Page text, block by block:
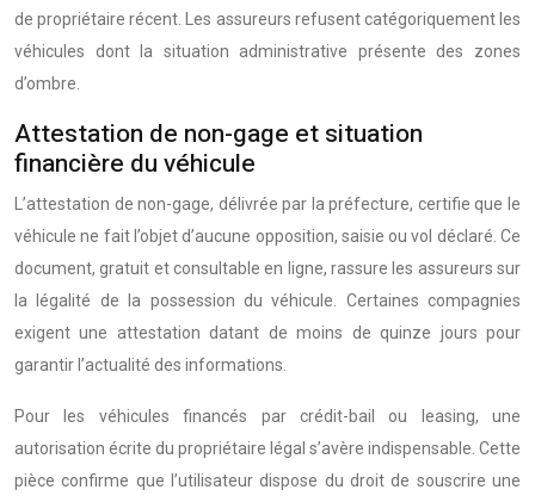
de propriétaire récent. Les assureurs refusent catégoriquement les
véhicules dont la situation administrative présente des zones
d’ombre.
Attestation de non-gage et situation
financière du véhicule
L’attestation de non-gage, délivrée par la préfecture, certifie que le
véhicule ne fait l’objet d’aucune opposition, saisie ou vol déclaré. Ce
document, gratuit et consultable en ligne, rassure les assureurs sur
la légalité de la possession du véhicule. Certaines compagnies
exigent une attestation datant de moins de quinze jours pour
garantir l’actualité des informations.
Pour les véhicules financés par crédit-bail ou leasing, une
autorisation écrite du propriétaire légal s’avère indispensable. Cette
pièce confirme que l’utilisateur dispose du droit de souscrire une